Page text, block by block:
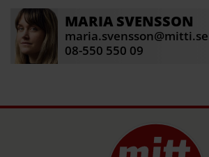
MARIA SVENSSON
maria.svensson@mitti.se
08-550 550 09